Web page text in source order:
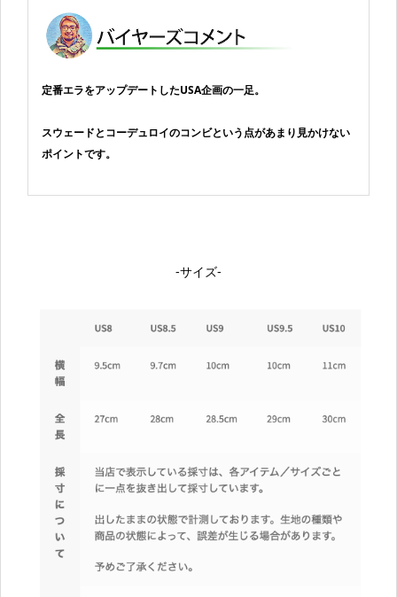
定番エラをアップデートしたUSA企画の一足。
スウェードとコーデュロイのコンビという点があまり見かけない
ポイントです。
-サイズ-